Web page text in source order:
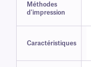
Méthodes
d'impression
Caractéristiques